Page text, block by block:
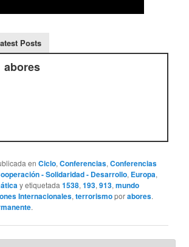
Posts
abores
enCiclo,Conferencias,Conferencias
- Solidaridad - Desarrollo, Europa,
y etiquetada1538,193,913,mundo
Internacionales,terrorismoporabores.
.